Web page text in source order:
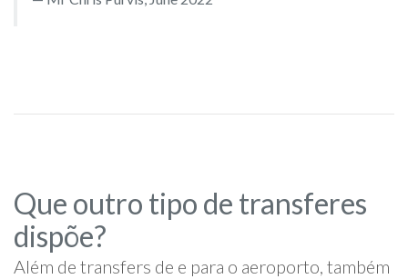
Que outro tipo de transferes
dispõe?
Além de transfers de e para o aeroporto, também